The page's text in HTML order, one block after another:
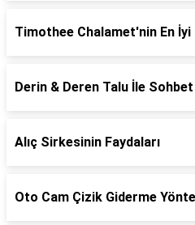
Timothee Chalamet'nin En İyi
Derin & Deren Talu İle Sohbet
Alıç Sirkesinin Faydaları
Oto Cam Çizik Giderme